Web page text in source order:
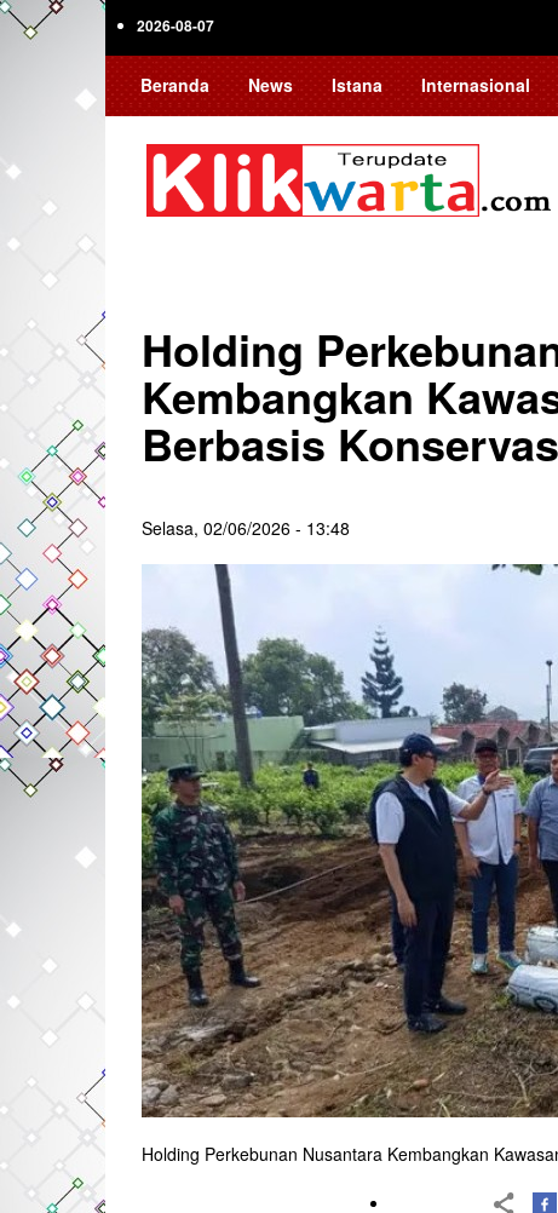
Skip
2026-08-07
Beranda News Istana Internasional
Holding
Kembangkan
Berbasis
Selasa, 02/06/2026 - 13:48
Holding Perkebunan Nusantara Kembangkan